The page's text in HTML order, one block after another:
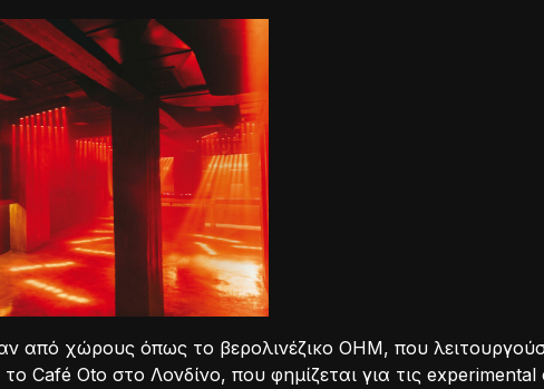
από χώρους όπως το βερολινέζικο OHM, που
Café Oto στο Λονδίνο, που φημίζεται για τις